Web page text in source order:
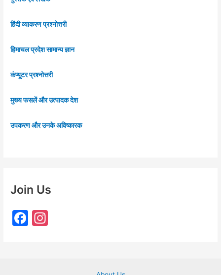
हिंदी व्याकरण प्रश्नोत्तरी
हिमाचल प्रदेश सामान्य ज्ञान
कंप्यूटर प्रश्नोत्तरी
मुख्य फसलें और उत्पादक देश
उपकरण और उनके अविष्कारक
Join Us
F